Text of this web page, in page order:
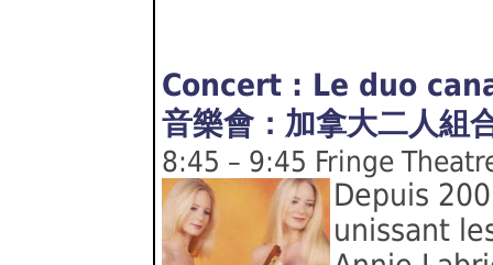
Concert : Le duo
音樂會：加拿大二人組
8:45 – 9:45 Fringe
Depuis
unissant